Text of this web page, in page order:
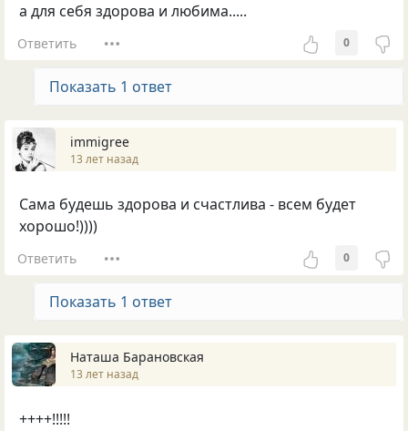
а для себя здорова и любима.....
Ответить 0
Показать 1 ответ
immigree
13 лет назад
Сама будешь здорова и счастлива - всем будет
хорошо!))))
Ответить 0
Показать 1 ответ
Наташа Барановская
13 лет назад
++++!!!!!